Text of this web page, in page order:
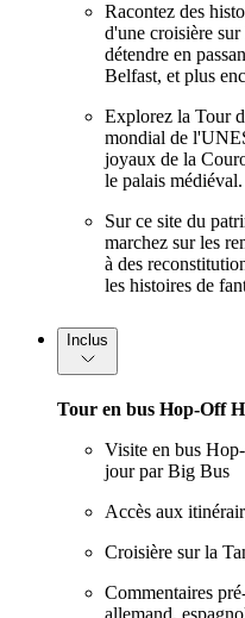
Racontez des
d'une croisière
détendre en
Belfast, et plus
Explorez la Tour
mondial de
joyaux de la
le palais médiéval.
Sur ce site du
marchez sur les
à des
les histoires de
Inclus
Tour en bus Hop-Off
Visite en bus
jour par Big Bus
Accès aux
Croisière sur la
Commentaires
allemand,